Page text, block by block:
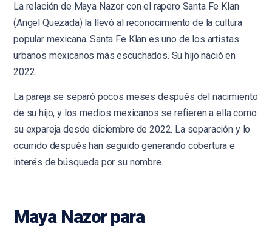
La relación de Maya Nazor con el rapero Santa Fe Klan
(Angel Quezada) la llevó al reconocimiento de la cultura
popular mexicana. Santa Fe Klan es uno de los artistas
urbanos mexicanos más escuchados. Su hijo nació en
2022.
La pareja se separó pocos meses después del nacimiento
de su hijo, y los medios mexicanos se refieren a ella como
su expareja desde diciembre de 2022. La separación y lo
ocurrido después han seguido generando cobertura e
interés de búsqueda por su nombre.
Maya Nazor para